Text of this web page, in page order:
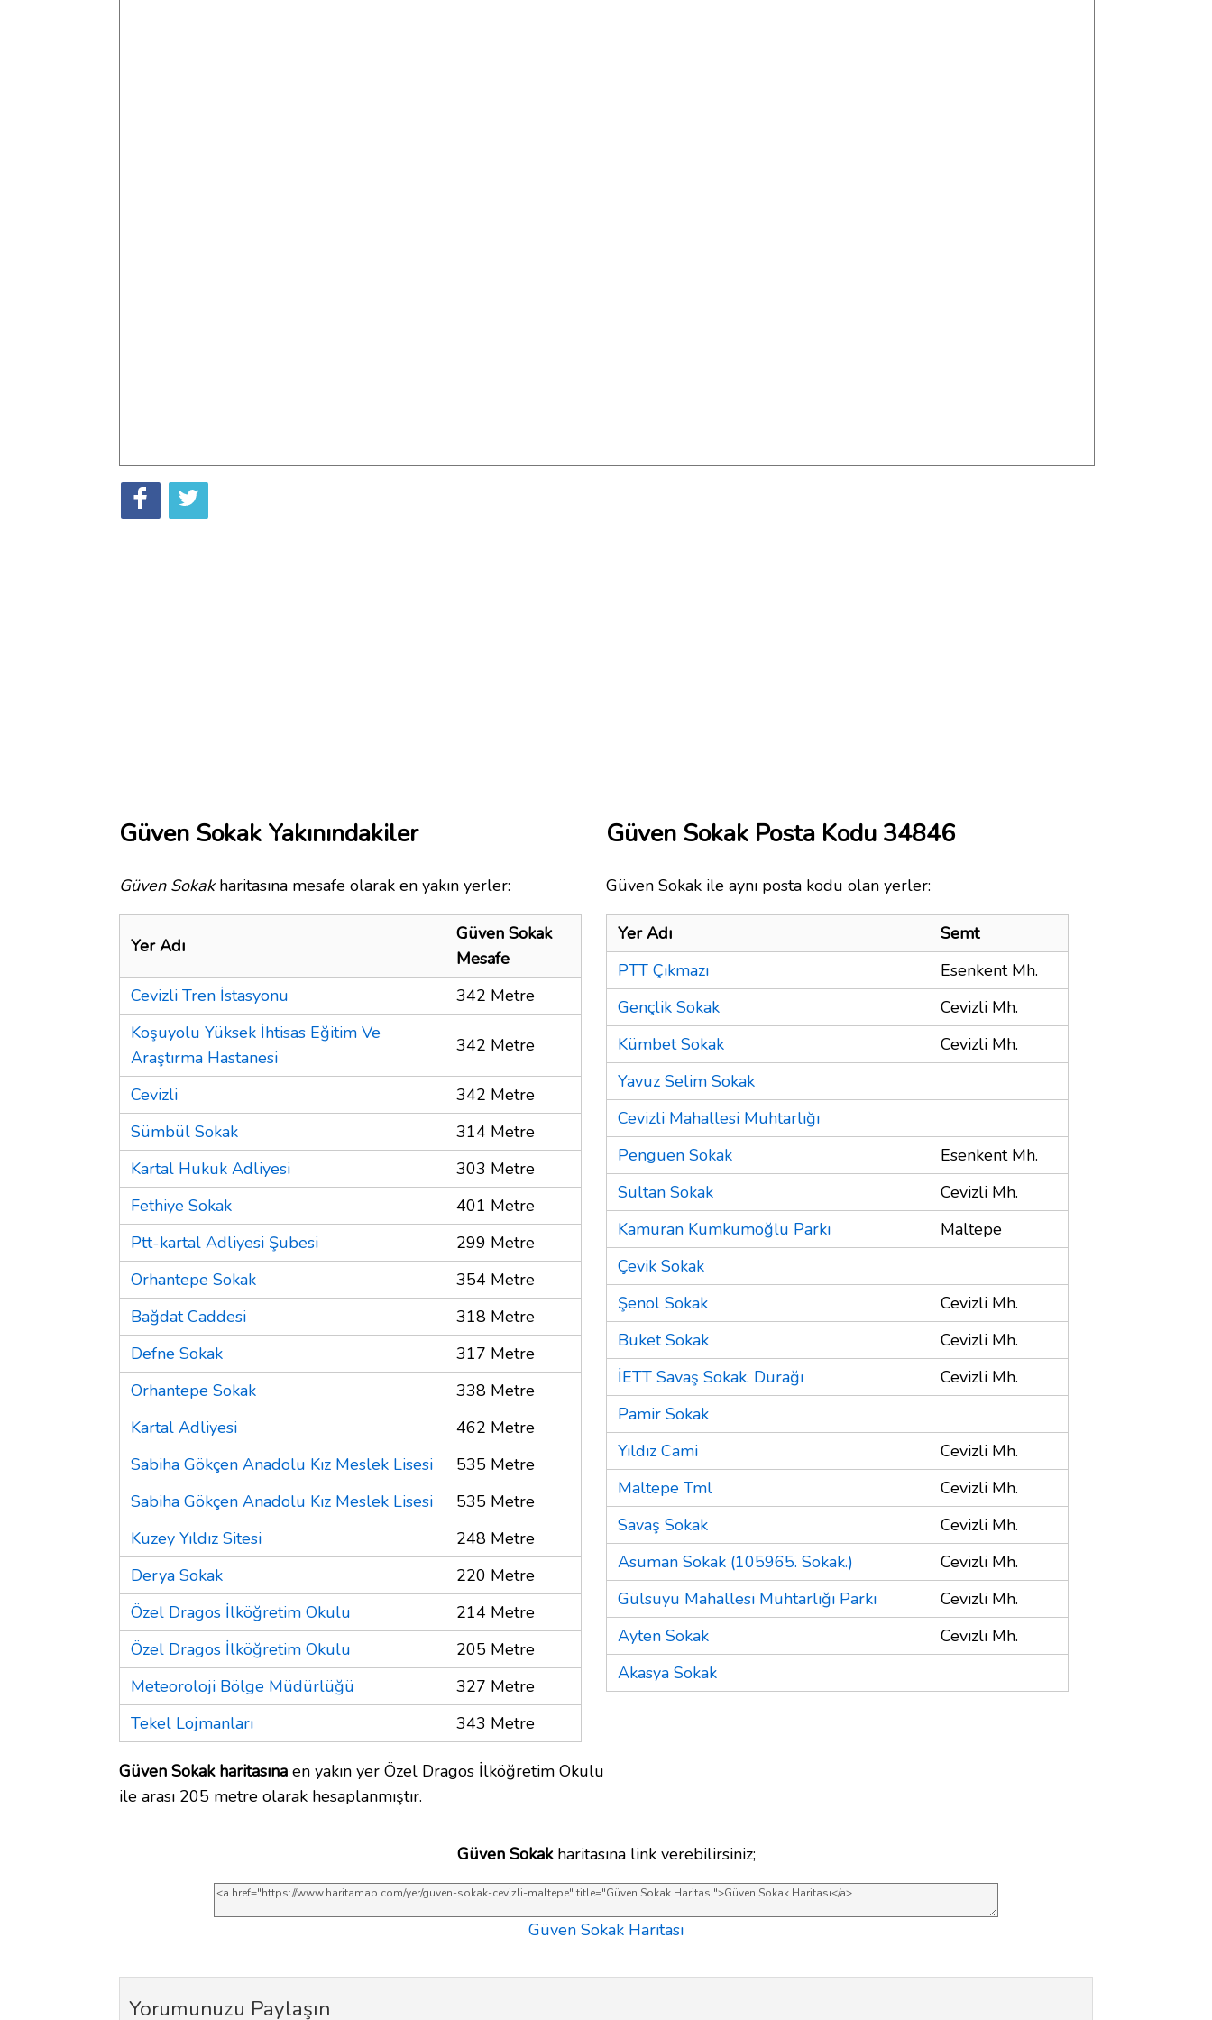
Güven Sokak Yakınındakiler
Güven Sokakharitasına mesafe olarak en yakın yerler:
Yer Adı
Güven Sokak
Mesafe
Cevizli Tren İstasyonu
342 Metre
Koşuyolu Yüksek İhtisas Eğitim Ve
Araştırma Hastanesi
342 Metre
Cevizli
342 Metre
Sümbül Sokak
314 Metre
Kartal Hukuk Adliyesi
303 Metre
Fethiye Sokak
401 Metre
Ptt-kartal Adliyesi Şubesi
299 Metre
Orhantepe Sokak
354 Metre
Bağdat Caddesi
318 Metre
Defne Sokak
317 Metre
Orhantepe Sokak
338 Metre
Kartal Adliyesi
462 Metre
Sabiha Gökçen Anadolu Kız Meslek Lisesi
535 Metre
Sabiha Gökçen Anadolu Kız Meslek Lisesi
535 Metre
Kuzey Yıldız Sitesi
248 Metre
Derya Sokak
220 Metre
Özel Dragos İlköğretim Okulu
214 Metre
Özel Dragos İlköğretim Okulu
205 Metre
Meteoroloji Bölge Müdürlüğü
327 Metre
Tekel Lojmanları
343 Metre
Güven Sokak haritasına en yakın yer Özel Dragos İlköğretim Okulu
ile arası 205 metre olarak hesaplanmıştır.
Güven Sokak Posta Kodu 34846
Güven Sokak ile aynı posta kodu olan yerler:
Yer Adı
Semt
PTT Çıkmazı
Esenkent Mh.
Gençlik Sokak
Cevizli Mh.
Kümbet Sokak
Cevizli Mh.
Yavuz Selim Sokak
Cevizli Mahallesi Muhtarlığı
Penguen Sokak
Esenkent Mh.
Sultan Sokak
Cevizli Mh.
Kamuran Kumkumoğlu Parkı
Maltepe
Çevik Sokak
Şenol Sokak
Cevizli Mh.
Buket Sokak
Cevizli Mh.
İETT Savaş Sokak. Durağı
Cevizli Mh.
Pamir Sokak
Yıldız Cami
Cevizli Mh.
Maltepe Tml
Cevizli Mh.
Savaş Sokak
Cevizli Mh.
Asuman Sokak (105965. Sokak.)
Cevizli Mh.
Gülsuyu Mahallesi Muhtarlığı Parkı
Cevizli Mh.
Ayten Sokak
Cevizli Mh.
Akasya Sokak
Güven Sokakharitasına link verebilirsiniz;
Güven Sokak Haritası
Yorumunuzu Paylaşın